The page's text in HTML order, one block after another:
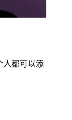
人都可以添